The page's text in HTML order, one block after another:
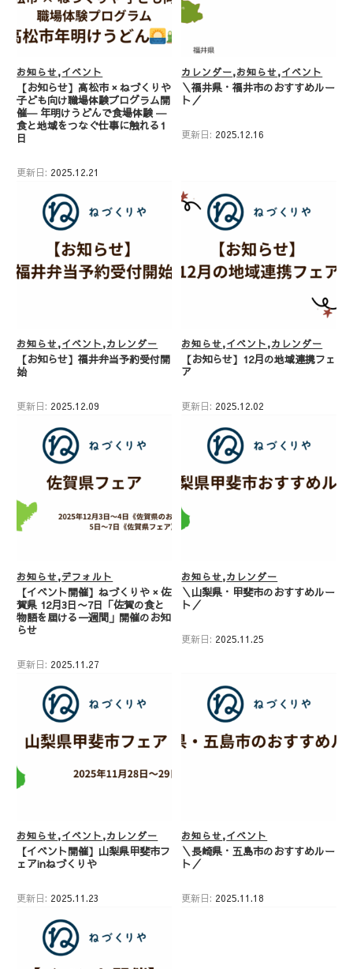
お知らせ イベント
【お知らせ】高松市 × ねづくりや
子ども向け職場体験プログラム開
催― 年明けうどんで食場体験 ―
食と地域をつなぐ仕事に触れる1
日
更新日: 2025.12.21
カレンダー お知らせ イベント
＼福井県・福井市のおすすめルー
ト／
更新日: 2025.12.16
お知らせ イベント カレンダー
【お知らせ】福井弁当予約受付開
始
更新日: 2025.12.09
お知らせ イベント カレンダー
【お知らせ】12月の地域連携フェ
ア
更新日: 2025.12.02
お知らせ デフォルト
【イベント開催】ねづくりや × 佐
賀県 12月3日〜7日「佐賀の食と
物語を届ける一週間」開催のお知
らせ
更新日: 2025.11.27
お知らせ カレンダー
＼山梨県・甲斐市のおすすめルー
ト／
更新日: 2025.11.25
お知らせ イベント カレンダー
【イベント開催】山梨県甲斐市フ
ェアinねづくりや
更新日: 2025.11.23
お知らせ イベント
＼長崎県・五島市のおすすめルー
ト／
更新日: 2025.11.18